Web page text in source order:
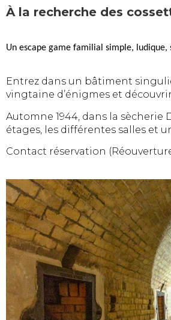
À la recherche des
Un escape game familial simple,
Entrez dans un bâtiment
vingtaine d’énigmes et
Automne 1944, dans la
étages, les différentes salles et
Contact réservation